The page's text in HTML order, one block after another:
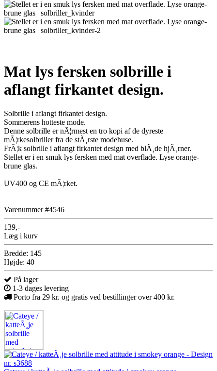
Mat lys fersken solbrille i
aflangt firkantet design.
Solbrille i aflangt firkantet design.
Sommerens hotteste mode.
Denne solbrille er nÃ¦rmest en tro kopi af de dyreste
mÃ¦rkesolbriller fra de stÃ¸rste modehuse.
FrÃ¦k solbrille i aflangt firkantet design med blÃ¸de hjÃ¸rner.
Stellet er i en smuk lys fersken med mat overflade. Lyse orange-
brune glas.
UV400 og CE mÃ¦rket.
Varenummer #4546
139,-
Læg i kurv
Bredde: 145
Højde: 40
På lager
1-3 dages levering
Porto fra 29 kr. og gratis ved bestillinger over 400 kr.